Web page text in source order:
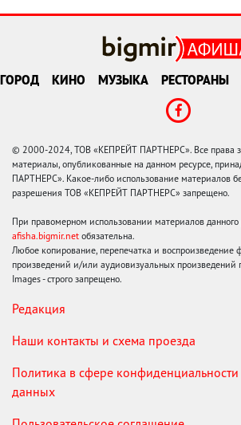
ГОРОД КИНО МУЗЫКА РЕСТОРАНЫ
© 2000-2024, ТОВ «КЕПРЕЙТ ПАРТНЕРС». Все права
материалы, опубликованные на данном ресурсе,
ПАРТНЕРС». Какое-либо использование материалов
разрешения ТОВ «КЕПРЕЙТ ПАРТНЕРС» запрещено.
При правомерном использовании материалов данного
afisha.bigmir.net обязательна.
Любое копирование, перепечатка и воспроизведение
произведений и/или аудиовизуальных произведений
Images - строго запрещено.
Редакция
Наши контакты и схема проезда
Политика в сфере
данных